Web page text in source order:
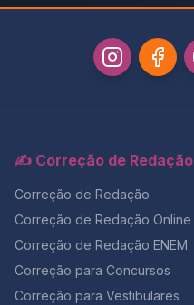
✍️ Correção de Redação
Correção de Redação
Correção de Redação Online
Correção de Redação ENEM
Correção para Concursos
Correção para Vestibulares